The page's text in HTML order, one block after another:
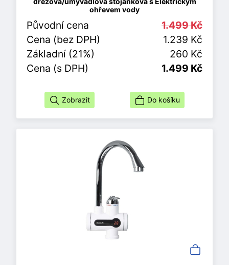
ohřevem vody
Původní cena
1.499 Kč
Cena (bez DPH)
1.239 Kč
Základní (21%)
260 Kč
Cena (s DPH)
1.499 Kč
Zobrazit Do košíku